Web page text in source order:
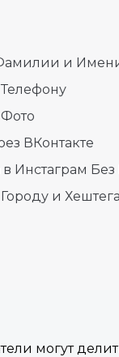
и
ВКонтакте
Инстаграм
и
могут